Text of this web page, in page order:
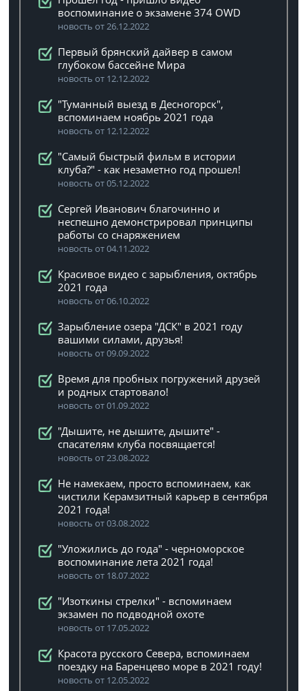
воспоминание о экзамене 374 OWD
новость от 26.12.2022
Первый брянский дайвер в самом
глубоком бассейне Мира
новость от 12.12.2022
"Туманный выезд в Десногорск",
вспоминаем ноябрь 2021 года
новость от 12.12.2022
"Самый быстрый фильм в истории
клуба?" - как незаметно год прошел!
новость от 05.12.2022
Сергей Иванович благочинно и
неспешно демонстрировал принципы
работы со снаряжением
новость от 04.11.2022
Красивое видео с зарыбления, октябрь
2021 года
новость от 06.10.2022
Зарыбление озера "ДСК" в 2021 году
вашими силами, друзья!
новость от 09.09.2022
Время для пробных погружений друзей
и родных стартовало!
новость от 01.09.2022
"Дышите, не дышите, дышите" -
спасателям клуба посвящается!
новость от 23.08.2022
Не намекаем, просто вспоминаем, как
чистили Керамзитный карьер в сентября
2021 года!
новость от 03.08.2022
"Уложились до года" - черноморское
воспоминание лета 2021 года!
новость от 18.07.2022
"Изоткины стрелки" - вспоминаем
экзамен по подводной охоте
новость от 17.05.2022
Красота русского Севера, вспоминаем
поездку на Баренцево море в 2021 году!
новость от 12.05.2022